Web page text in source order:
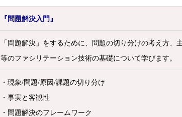
『問題解決入門』
「問題解決」をするために、問題の切り分けの考え方
等のファシリテーション技術の基礎について学びます。
・現象/問題/原因/課題の切り分け
・事実と客観性
・問題解決のフレームワーク